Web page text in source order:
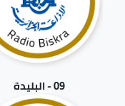
09 - البليدة